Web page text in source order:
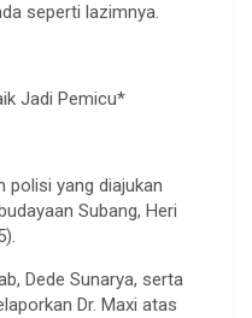
seperti lazimnya.
Jadi Pemicu*
polisi yang diajukan
Subang, Heri
Dede Sunarya, serta
Dr. Maxi atas